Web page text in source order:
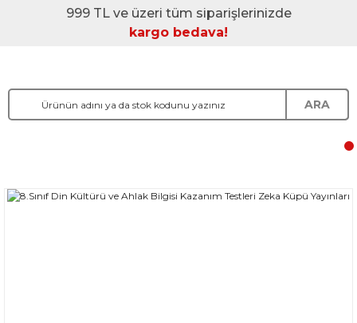
999 TL ve üzeri tüm siparişlerinizde
kargo bedava!
ARA